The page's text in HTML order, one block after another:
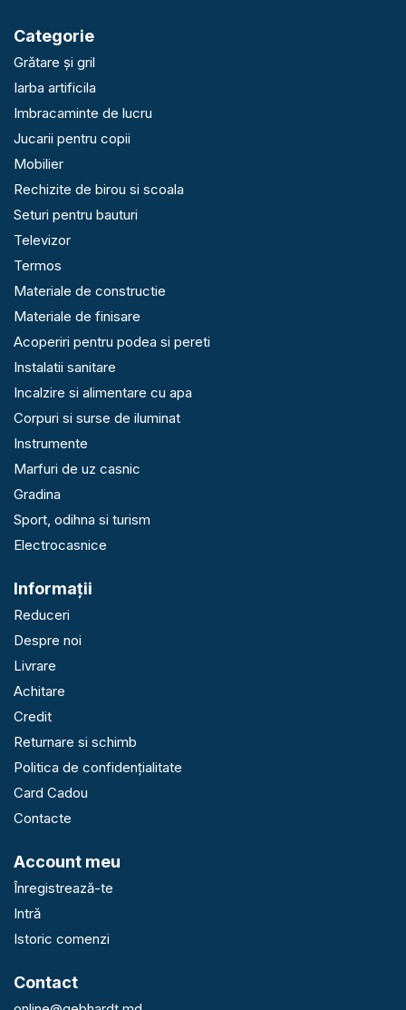
Categorie
Grătare și gril
Iarba artificila
Imbracaminte de lucru
Jucarii pentru copii
Mobilier
Rechizite de birou si scoala
Seturi pentru bauturi
Televizor
Termos
Materiale de constructie
Materiale de finisare
Acoperiri pentru podea si pereti
Instalatii sanitare
Incalzire si alimentare cu apa
Corpuri si surse de iluminat
Instrumente
Marfuri de uz casnic
Gradina
Sport, odihna si turism
Electrocasnice
Informaţii
Reduceri
Despre noi
Livrare
Achitare
Credit
Returnare si schimb
Politica de confidențialitate
Card Cadou
Contacte
Account meu
Înregistrează-te
Intră
Istoric comenzi
Contact